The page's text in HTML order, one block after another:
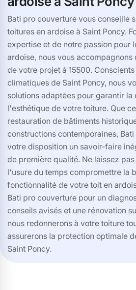
Bati pro couverture vous conseille
toitures en ardoise à Saint Poncy.
expertise et de notre passion pour
ardoise, nous vous accompagnons
de votre projet à 15500.
climatiques de Saint Poncy, nous
solutions adaptées pour garantir la
l'esthétique de votre toiture. Que
restauration de bâtiments
constructions contemporaines,
votre disposition un savoir-faire
de première qualité. Ne laissez
l'usure du temps compromettre la
fonctionnalité de votre toit en
Bati pro couverture pour un
conseils avisés et une rénovation
nous redonnerons à votre toiture
assurerons la protection optimale
Saint Poncy.